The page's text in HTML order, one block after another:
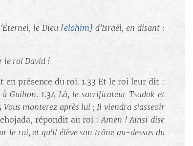
le Dieu [elohim] d'Israël, en disant :
le roi David !
en présence du roi. 1.33 Et le roi leur dit :
Guihon. 1.34Là, le sacrificateur Tsadok et
Vous monterez après lui ; Il viendra s'asseoir
répondit au roi :Amen ! Ainsi dise
le roi, et qu'il élève son trône au-dessus du